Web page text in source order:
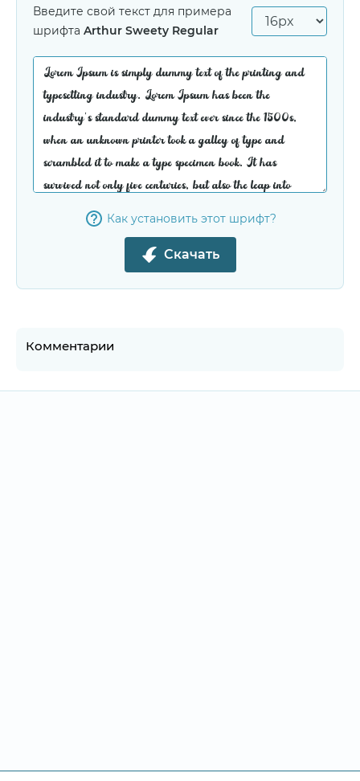
Введите свой текст для примера
шрифта Arthur Sweety Regular
Как установить этот шрифт?
Скачать
Комментарии